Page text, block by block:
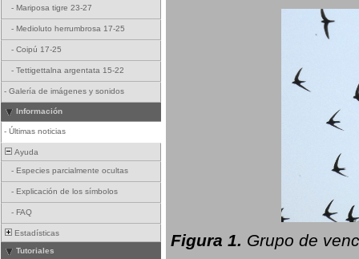
- Mariposa tigre 23-27
- Medioluto herrumbrosa 17-25
- Coipú 17-25
- Tettigettalna argentata 15-22
- Galería de imágenes y sonidos
Información
- Últimas noticias
Ayuda
- Especies parcialmente ocultas
- Explicación de los símbolos
- FAQ
Estadísticas
Tutoriales
Figura 1. Grupo de